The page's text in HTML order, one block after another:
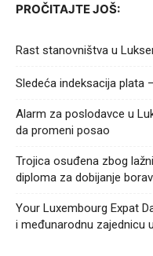
PROČITAJTE JOŠ:
Rast stanovništva u
Sledeća indeksacija plata
Alarm za poslodavce u
da promeni posao
Trojica osuđena zbog
diploma za dobijanje
Your Luxembourg Expat
i međunarodnu zajednicu